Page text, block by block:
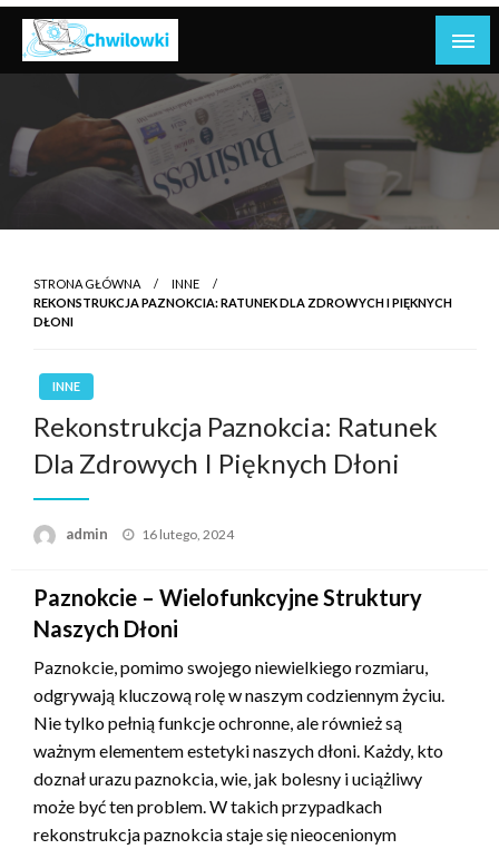
Skip
content
Pożyczki
Pożyczki to instrumenty finansowe, które pozwalają
osobom lub firmom pożyczać pieniądze od
pożyczkodawców, zwykle z odsetkami, z terminem
spłaty.
STRONA GŁÓWNA
INNE
REKONSTRUKCJA PAZNOKCIA: RATUNEK DLA ZDROWYCH I PIĘKNYCH
DŁONI
INNE
Rekonstrukcja Paznokcia: Ratunek
Dla Zdrowych I Pięknych Dłoni
admin
Opublikowane
16 lutego, 2024
Paznokcie – Wielofunkcyjne Struktury
Naszych Dłoni
Paznokcie, pomimo swojego niewielkiego rozmiaru,
odgrywają kluczową rolę w naszym codziennym życiu.
Nie tylko pełnią funkcje ochronne, ale również są
ważnym elementem estetyki naszych dłoni. Każdy, kto
doznał urazu paznokcia, wie, jak bolesny i uciążliwy
może być ten problem. W takich przypadkach
rekonstrukcja paznokcia staje się nieocenionym